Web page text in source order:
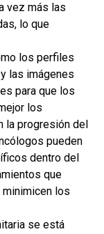
vez más las
lo que
los perfiles
las imágenes
para que los
los
la progresión del
pueden
dentro del
que
los
se está